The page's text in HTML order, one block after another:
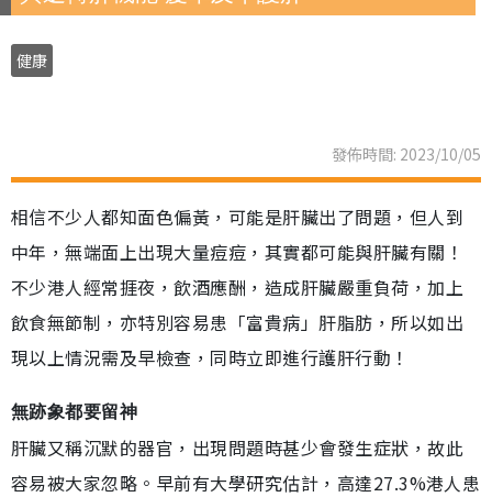
健康
發佈時間: 2023/10/05
相信不少人都知面色偏黃，可能是肝臟出了問題，但人到
中年，無端面上出現大量痘痘，其實都可能與肝臟有關！
不少港人經常捱夜，飲酒應酬，造成肝臟嚴重負荷，加上
飲食無節制，亦特別容易患「富貴病」肝脂肪，所以如出
現以上情況需及早檢查，同時立即進行護肝行動！
無跡象都要留神
肝臟又稱沉默的器官，出現問題時甚少會發生症狀，故此
容易被大家忽略。早前有大學研究估計，高達27.3%港人患